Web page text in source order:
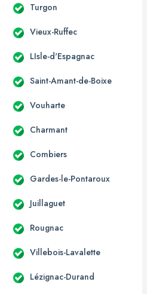
Turgon
Vieux-Ruffec
LIsle-d'Espagnac
Saint-Amant-de-Boixe
Vouharte
Charmant
Combiers
Gardes-le-Pontaroux
Juillaguet
Rougnac
Villebois-Lavalette
Lézignac-Durand